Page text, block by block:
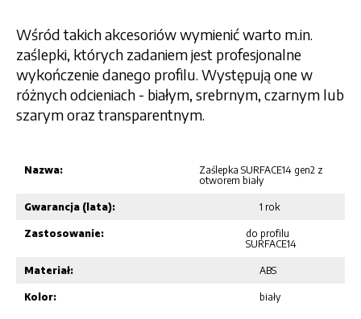
Wśród takich akcesoriów wymienić warto m.in.
zaślepki, których zadaniem jest profesjonalne
wykończenie danego profilu. Występują one w
różnych odcieniach - białym, srebrnym, czarnym lub
szarym oraz transparentnym.
Nazwa:
Zaślepka SURFACE14 gen2 z
otworem biały
Gwarancja (lata): 1 rok
Zastosowanie:
do profilu
SURFACE14
Materiał: ABS
Kolor: biały